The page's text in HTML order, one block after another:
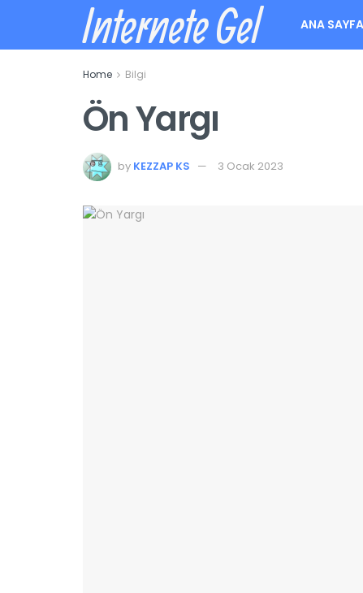
Internete Gel ANA SAYFA
Home Bilgi
Ön Yargı
by KEZZAP KS 3 Ocak 2023